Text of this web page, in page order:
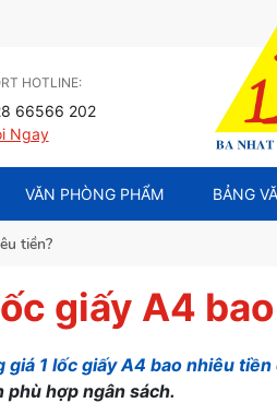
HOTLINE:
66566 202
Ngay
VĂN PHÒNG PHẨM BẢNG
tiền?
giấy A4
giá 1 lốc giấy A4 bao nhiêu tiền
phù hợp ngân sách.